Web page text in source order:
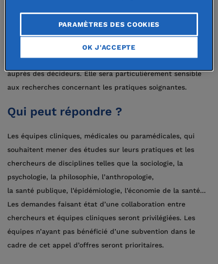
malades ou en fin de vie, afin de fournir des données
Elle souhaite contribuer à l’évolution du système de santé
en diffusant les résultats de ces travaux, notamment
auprès des décideurs. Elle sera particulièrement sensible
aux recherches concernant les pratiques soignantes.
Qui peut répondre ?
Les équipes cliniques, médicales ou paramédicales, qui
souhaitent mener des études sur leurs pratiques et les
chercheurs de disciplines telles que la sociologie, la
psychologie, la philosophie, l’anthropologie,
la santé publique, l’épidémiologie, l’économie de la santé...
Les demandes faisant état d’une collaboration entre
chercheurs et équipes cliniques seront privilégiées. Les
équipes n’ayant pas bénéficié d’une subvention dans le
cadre de cet appel d’offres seront prioritaires.
PARAMÈTRES DES COOKIES
OK J'ACCEPTE